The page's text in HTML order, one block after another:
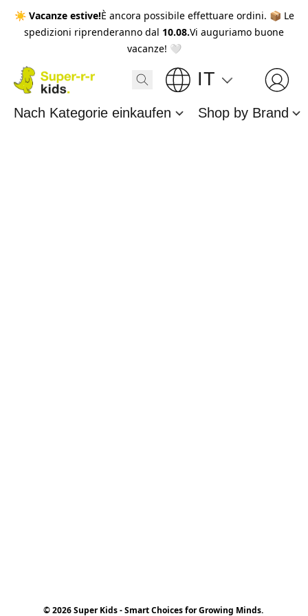
☀️ Vacanze estive!È ancora possibile effettuare ordini. 📦 Le
spedizioni riprenderanno dal 10.08.Vi auguriamo buone
vacanze! 🤍
IT
Nach Kategorie einkaufen Shop by Brand
© 2026 Super Kids - Smart Choices for Growing Minds.